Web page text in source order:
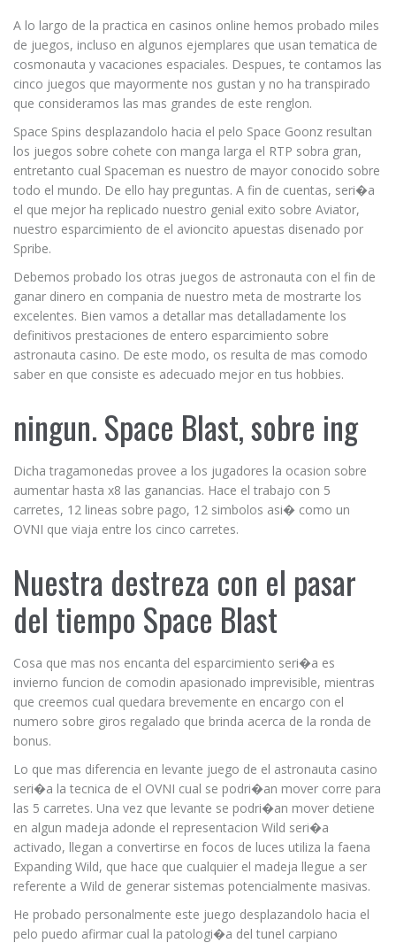
A lo largo de la practica en casinos online hemos probado miles
de juegos, incluso en algunos ejemplares que usan tematica de
cosmonauta y vacaciones espaciales. Despues, te contamos las
cinco juegos que mayormente nos gustan y no ha transpirado
que consideramos las mas grandes de este renglon.
Space Spins desplazandolo hacia el pelo Space Goonz resultan
los juegos sobre cohete con manga larga el RTP sobra gran,
entretanto cual Spaceman es nuestro de mayor conocido sobre
todo el mundo. De ello hay preguntas. A fin de cuentas, seri�a
el que mejor ha replicado nuestro genial exito sobre Aviator,
nuestro esparcimiento de el avioncito apuestas disenado por
Spribe.
Debemos probado los otras juegos de astronauta con el fin de
ganar dinero en compania de nuestro meta de mostrarte los
excelentes. Bien vamos a detallar mas detalladamente los
definitivos prestaciones de entero esparcimiento sobre
astronauta casino. De este modo, os resulta de mas comodo
saber en que consiste es adecuado mejor en tus hobbies.
ningun. Space Blast, sobre ing
Dicha tragamonedas provee a los jugadores la ocasion sobre
aumentar hasta x8 las ganancias. Hace el trabajo con 5
carretes, 12 lineas sobre pago, 12 simbolos asi� como un
OVNI que viaja entre los cinco carretes.
Nuestra destreza con el pasar
del tiempo Space Blast
Cosa que mas nos encanta del esparcimiento seri�a es
invierno funcion de comodin apasionado imprevisible, mientras
que creemos cual quedara brevemente en encargo con el
numero sobre giros regalado que brinda acerca de la ronda de
bonus.
Lo que mas diferencia en levante juego de el astronauta casino
seri�a la tecnica de el OVNI cual se podri�an mover corre para
las 5 carretes. Una vez que levante se podri�an mover detiene
en algun madeja adonde el representacion Wild seri�a
activado, llegan a convertirse en focos de luces utiliza la faena
Expanding Wild, que hace que cualquier el madeja llegue a ser
referente a Wild de generar sistemas potencialmente masivas.
He probado personalmente este juego desplazandolo hacia el
pelo puedo afirmar cual la patologi�a del tunel carpiano